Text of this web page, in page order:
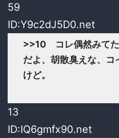
59
ID:Y9c2dJ5D0.net
>>10 コレ偶然みて
だよ、胡散臭えな、コ
けど。
13
ID:IQ6gmfx90.net